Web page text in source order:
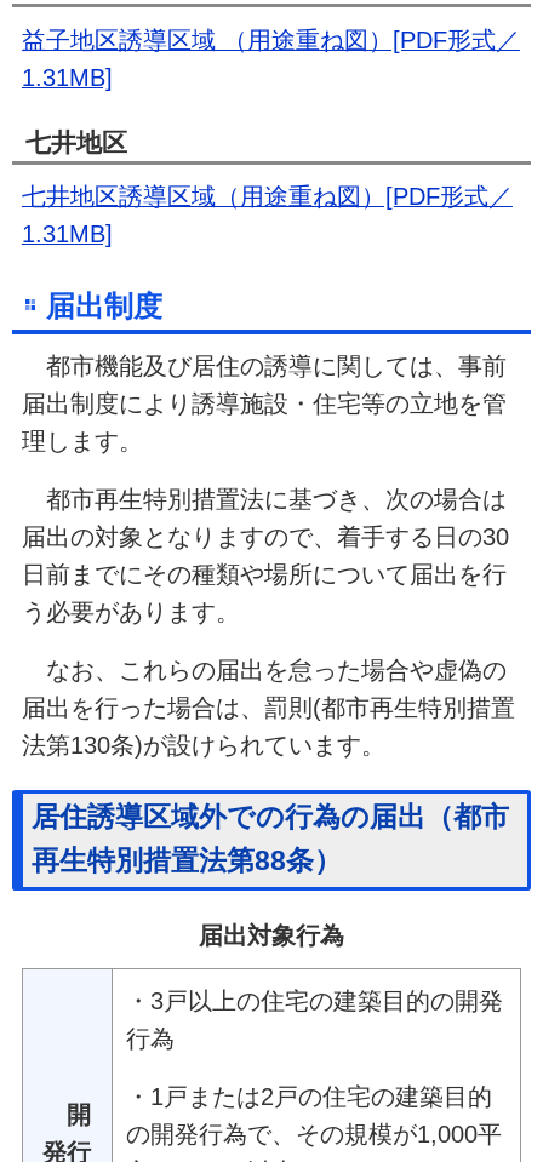
益子地区誘導区域 （用途重ね図）[PDF形式／
1.31MB]
七井地区
七井地区誘導区域（用途重ね図）[PDF形式／
1.31MB]
届出制度
都市機能及び居住の誘導に関しては、事前
届出制度により誘導施設・住宅等の立地を管
理します。
都市再生特別措置法に基づき、次の場合は
届出の対象となりますので、着手する日の30
日前までにその種類や場所について届出を行
う必要があります。
なお、これらの届出を怠った場合や虚偽の
届出を行った場合は、罰則(都市再生特別措置
法第130条)が設けられています。
居住誘導区域外での行為の届出（都市
再生特別措置法第88条）
届出対象行為
開
発行
・ 3戸以上の住宅の建築目的の開発
行為
・1戸または2戸の住宅の建築目的
の開発行為で、その規模が1,000平